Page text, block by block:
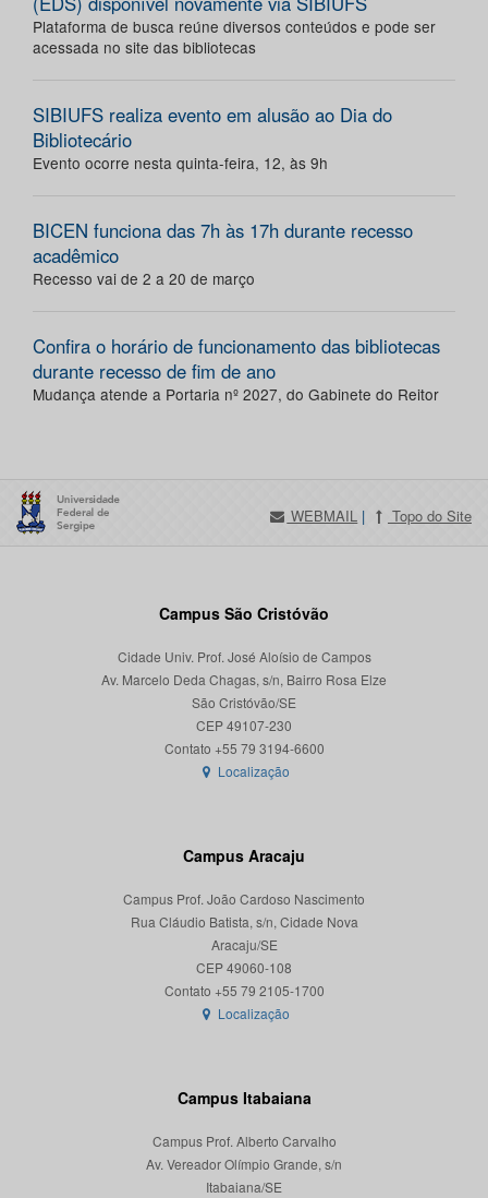
Plataforma de busca reúne diversos conteúdos e pode ser
acessada no site das bibliotecas
SIBIUFS realiza evento em alusão ao Dia do
Bibliotecário
Evento ocorre nesta quinta-feira, 12, às 9h
BICEN funciona das 7h às 17h durante recesso
acadêmico
Recesso vai de 2 a 20 de março
Confira o horário de funcionamento das bibliotecas
durante recesso de fim de ano
Mudança atende a Portaria nº 2027, do Gabinete do Reitor
WEBMAIL | Topo do Site
Campus São Cristóvão
Cidade Univ. Prof. José Aloísio de Campos
Av. Marcelo Deda Chagas, s/n, Bairro Rosa Elze
São Cristóvão/SE
CEP 49107-230
Localização
Campus Aracaju
Campus Prof. João Cardoso Nascimento
Rua Cláudio Batista, s/n, Cidade Nova
Aracaju/SE
CEP 49060-108
Localização
Campus Itabaiana
Campus Prof. Alberto Carvalho
Av. Vereador Olímpio Grande, s/n
Itabaiana/SE